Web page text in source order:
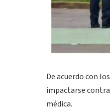
De acuerdo con
impactarse
médica.